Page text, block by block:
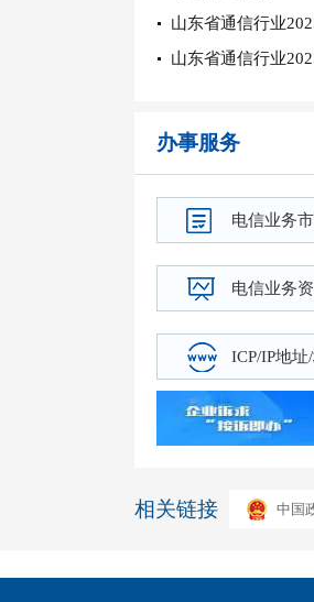
山东省通信行业
山东省通信行业
办事服务
电信业务
电信业务
ICP/IP地
相关链接 中国